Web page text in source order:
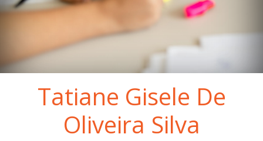
Tatiane Gisele De
Oliveira Silva